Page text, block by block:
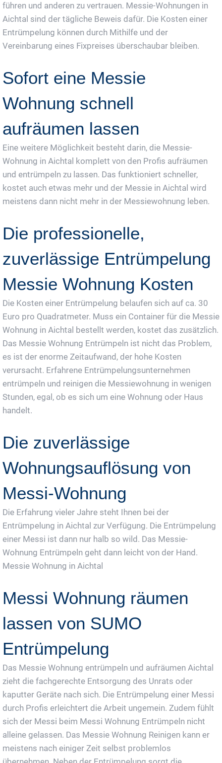
führen und anderen zu vertrauen. Messie-Wohnungen in
Aichtal sind der tägliche Beweis dafür. Die Kosten einer
Entrümpelung können durch Mithilfe und der
Vereinbarung eines Fixpreises überschaubar bleiben.
Sofort eine Messie
Wohnung schnell
aufräumen lassen
Eine weitere Möglichkeit besteht darin, die Messie-
Wohnung in Aichtal komplett von den Profis aufräumen
und entrümpeln zu lassen. Das funktioniert schneller,
kostet auch etwas mehr und der Messie in Aichtal wird
meistens dann nicht mehr in der Messiewohnung leben.
Die professionelle,
zuverlässige Entrümpelung
Messie Wohnung Kosten
Die Kosten einer Entrümpelung belaufen sich auf ca. 30
Euro pro Quadratmeter. Muss ein Container für die Messie
Wohnung in Aichtal bestellt werden, kostet das zusätzlich.
Das Messie Wohnung Entrümpeln ist nicht das Problem,
es ist der enorme Zeitaufwand, der hohe Kosten
verursacht. Erfahrene Entrümpelungsunternehmen
entrümpeln und reinigen die Messiewohnung in wenigen
Stunden, egal, ob es sich um eine Wohnung oder Haus
handelt.
Die zuverlässige
Wohnungsauflösung von
Messi-Wohnung
Die Erfahrung vieler Jahre steht Ihnen bei der
Entrümpelung in Aichtal zur Verfügung. Die Entrümpelung
einer Messi ist dann nur halb so wild. Das Messie-
Wohnung Entrümpeln geht dann leicht von der Hand.
Messie Wohnung in Aichtal
Messi Wohnung räumen
lassen von SUMO
Entrümpelung
Das Messie Wohnung entrümpeln und aufräumen Aichtal
zieht die fachgerechte Entsorgung des Unrats oder
kaputter Geräte nach sich. Die Entrümpelung einer Messi
durch Profis erleichtert die Arbeit ungemein. Zudem fühlt
sich der Messi beim Messi Wohnung Entrümpeln nicht
alleine gelassen. Das Messie Wohnung Reinigen kann er
meistens nach einiger Zeit selbst problemlos